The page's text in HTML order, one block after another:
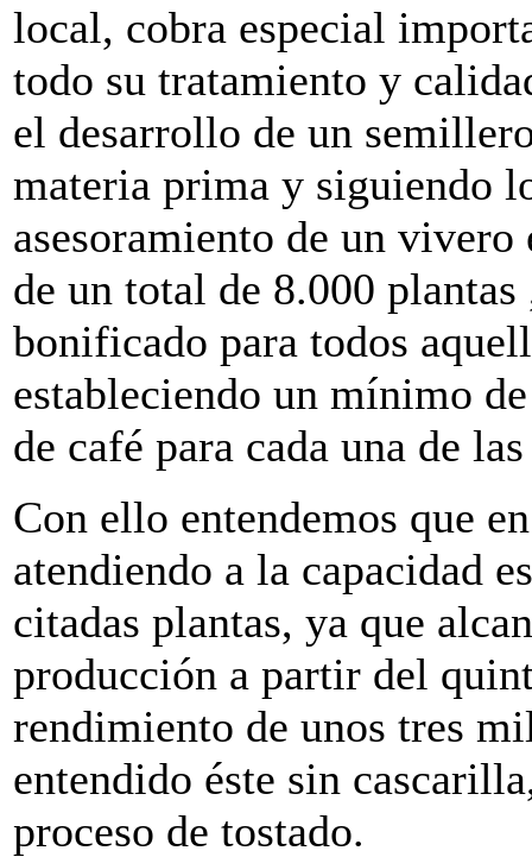
local, cobra especial
todo su tratamiento y
el desarrollo de un
materia prima y siguiendo
asesoramiento de un
de un total de 8.000
bonificado para todos
estableciendo un mínimo
de café para cada una de
Con ello entendemos que
atendiendo a la capacidad
citadas plantas, ya que
producción a partir del
rendimiento de unos tres
entendido éste sin
proceso de tostado.